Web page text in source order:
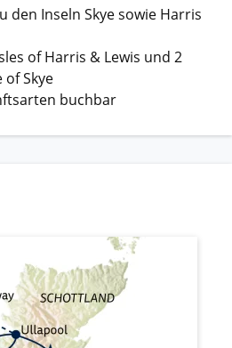
den Inseln Skye sowie Harris
of Harris & Lewis und 2
of Skye
buchbar